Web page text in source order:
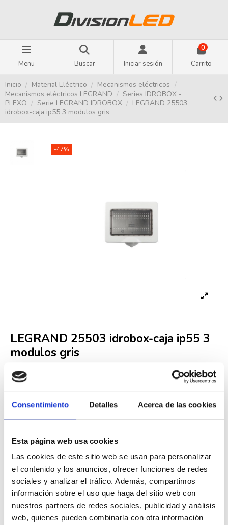
Consentimiento Detalles Acerca de las cookies
Esta página web usa cookies
Las cookies de este sitio web se usan para personalizar
el contenido y los anuncios, ofrecer funciones de redes
sociales y analizar el tráfico. Además, compartimos
información sobre el uso que haga del sitio web con
nuestros partners de redes sociales, publicidad y análisis
web, quienes pueden combinarla con otra información
Menu Buscar Iniciar sesión
0
Carrito
Inicio Material Eléctrico
Mecanismos eléctricos
Mecanismos eléctricos LEGRAND
Series IDROBOX -
PLEXO
Serie LEGRAND IDROBOX
LEGRAND 25503
idrobox-caja ip55 3 modulos gris
-47%
LEGRAND 25503 idrobox-caja ip55 3
modulos gris
7,57 €
Descripción